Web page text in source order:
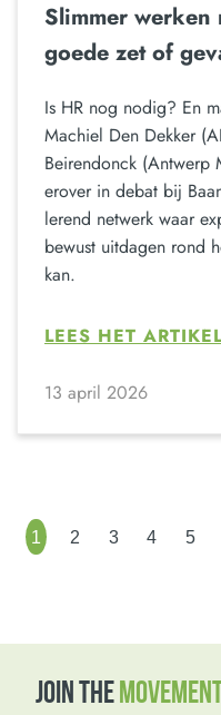
Slimmer werken
goede zet of
Is HR nog nodig? En
Machiel Den Dekker
Beirendonck (Antwerp
erover in debat bij
lerend netwerk waar
bewust uitdagen rond
kan.
LEES HET
13 april 2026
1 2 3 4 5
JOIN THE